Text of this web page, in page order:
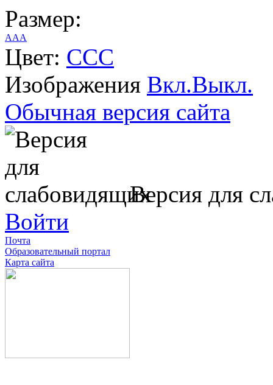
Размер:
AAA
Цвет: CCC
Изображения Вкл.Выкл.
Обычная версия сайта
Версия для
Войти
Почта
Образовательный портал
Карта сайта